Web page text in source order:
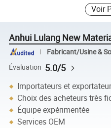
Voir
Anhui Lulang New
Fabricant/Usine &
Évaluation 5.0/5
Importateurs et
Choix des acheteurs très
Équipe expérimentée
Services OEM